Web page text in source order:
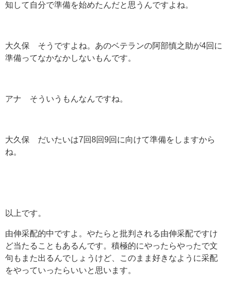
知して自分で準備を始めたんだと思うんですよね。
大久保 そうですよね。あのベテランの阿部慎之助が4回に
準備ってなかなかしないもんです。
アナ そういうもんなんですね。
大久保 だいたいは7回8回9回に向けて準備をしますから
ね。
以上です。
由伸采配的中ですよ。やたらと批判される由伸采配ですけ
ど当たることもあるんです。積極的にやったらやったで文
句もまた出るんでしょうけど、このまま好きなように采配
をやっていったらいいと思います。